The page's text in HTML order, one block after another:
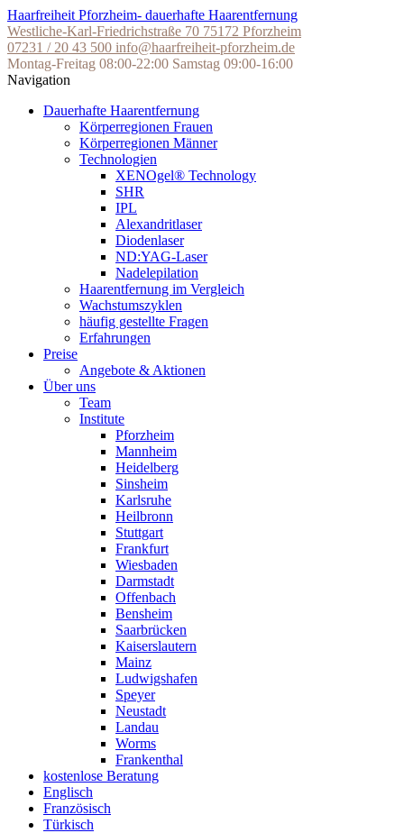
Skip
to
the
content
Haarfreiheit Pforzheim- dauerhafte Haarentfernung
Westliche-Karl-Friedrichstraße 70 75172 Pforzheim
07231 / 20 43 500 info@haarfreiheit-pforzheim.de
Montag-Freitag 08:00-22:00 Samstag 09:00-16:00
Navigation
Dauerhafte Haarentfernung
Körperregionen Frauen
Körperregionen Männer
Technologien
XENOgel® Technology
SHR
IPL
Alexandritlaser
Diodenlaser
ND:YAG-Laser
Nadelepilation
Haarentfernung im Vergleich
Wachstumszyklen
häufig gestellte Fragen
Erfahrungen
Preise
Angebote & Aktionen
Über uns
Team
Institute
Pforzheim
Mannheim
Heidelberg
Sinsheim
Karlsruhe
Heilbronn
Stuttgart
Frankfurt
Wiesbaden
Darmstadt
Offenbach
Bensheim
Saarbrücken
Kaiserslautern
Mainz
Ludwigshafen
Speyer
Neustadt
Landau
Worms
Frankenthal
kostenlose Beratung
Englisch
Französisch
Türkisch